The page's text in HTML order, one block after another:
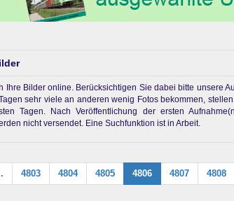
Ihre Bilder online. Berücksichtigen Sie dabei bitte unsere
sehr viele an anderen wenig Fotos bekommen,
Tagen. Nach Veröffentlichung der ersten
nicht versendet. Eine Suchfunktion ist in Arbeit.
4803 4804 4805 4806 4807 4808